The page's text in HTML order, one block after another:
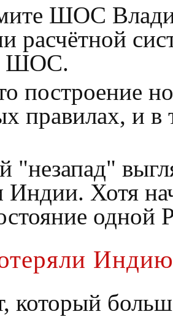
ШОС
расчётной
ШОС.
построение
правилах, и
"незапад"
Индии. Хотя
одной
который